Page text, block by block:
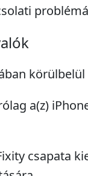
körülbelül
a(z)
csapata